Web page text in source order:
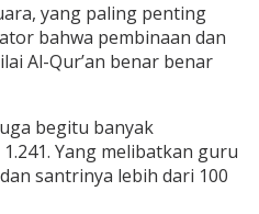
yang paling penting
bahwa pembinaan dan
Al-Qur’an benar benar
begitu banyak
Yang melibatkan guru
santrinya lebih dari 100